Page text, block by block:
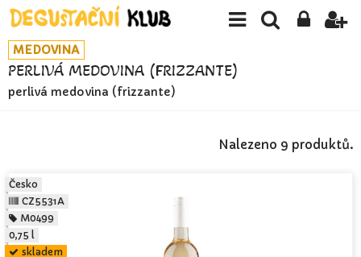
MEDOVINA
PERLIVÁ MEDOVINA (FRIZZANTE)
perlivá medovina (frizzante)
Nalezeno 9 produktů.
Česko
CZ5531A
M0499
0,75 l
skladem